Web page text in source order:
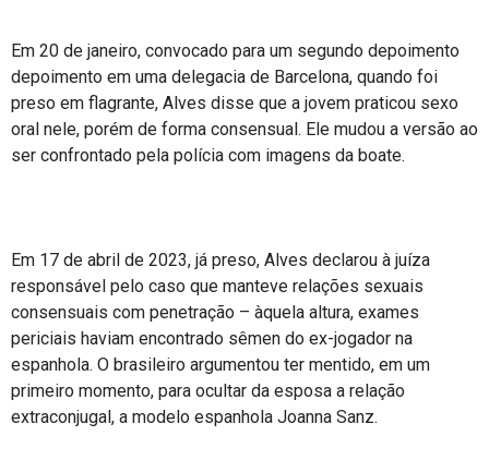
Em 20 de janeiro, convocado para um segundo depoimento
depoimento em uma delegacia de Barcelona, quando foi
preso em flagrante, Alves disse que a jovem praticou sexo
oral nele, porém de forma consensual. Ele mudou a versão ao
ser confrontado pela polícia com imagens da boate.
Em 17 de abril de 2023, já preso, Alves declarou à juíza
responsável pelo caso que manteve relações sexuais
consensuais com penetração – àquela altura, exames
periciais haviam encontrado sêmen do ex-jogador na
espanhola. O brasileiro argumentou ter mentido, em um
primeiro momento, para ocultar da esposa a relação
extraconjugal, a modelo espanhola Joanna Sanz.